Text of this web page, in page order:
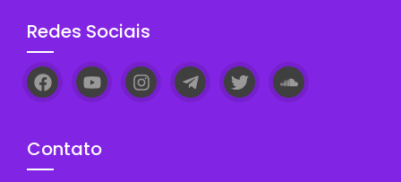
Redes Sociais
Contato